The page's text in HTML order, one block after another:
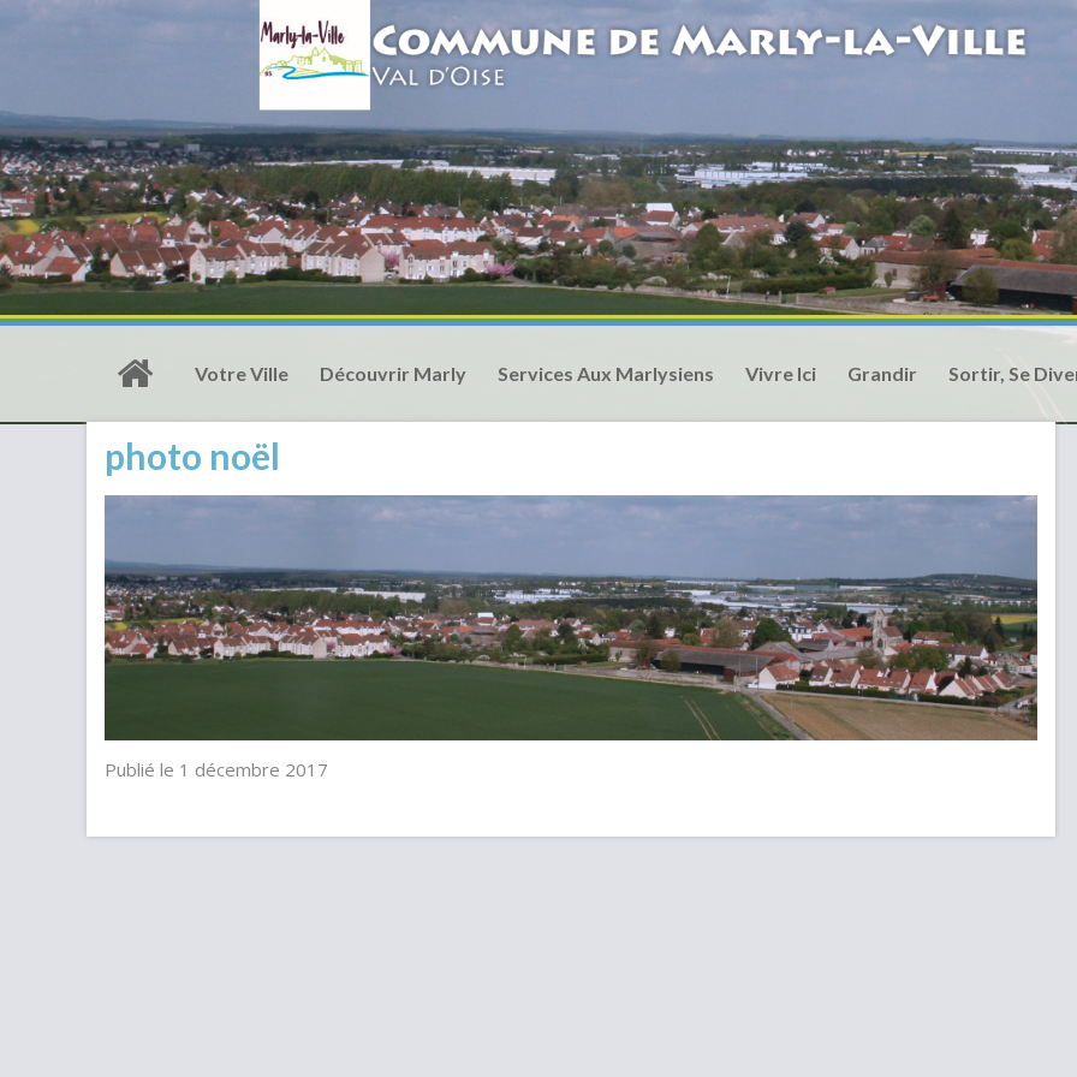
Votre Ville Découvrir Marly Services Aux Marlysiens Vivre Ici Grandir Sortir, Se
photo noël
Publié le 1 décembre 2017